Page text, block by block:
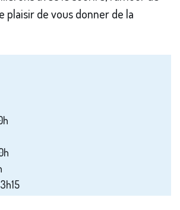
plaisir de vous donner de la